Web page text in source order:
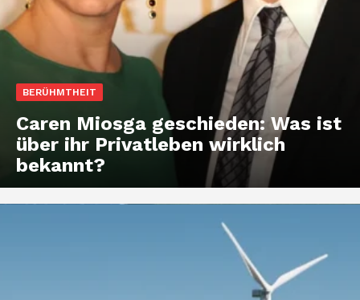
BERÜHMTHEIT
Caren Miosga geschieden: Was ist
über ihr Privatleben wirklich
bekannt?